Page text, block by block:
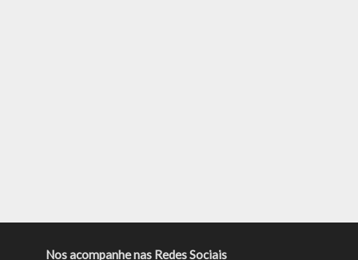
Nos acompanhe nas Redes Sociais